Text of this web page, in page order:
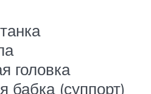
головка
бабка (суппорт)